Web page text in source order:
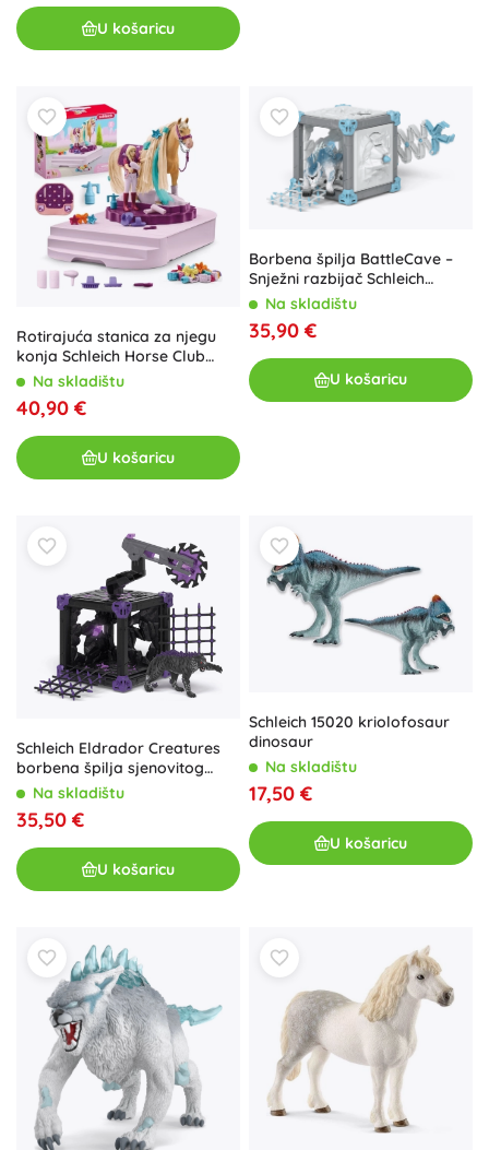
U košaricu
Rotirajuća stanica za njegu
konja Schleich Horse Club
Sofia's Beauties
Na skladištu
40,90 €
U košaricu
Borbena špilja BattleCave –
Snježni razbijač Schleich
ELDRADOR® CREATURES
Na skladištu
35,90 €
U košaricu
Schleich Eldrador Creatures
borbena špilja sjenovitog
tigraNa skladištu
35,50 €
U košaricu
Schleich 15020 kriolofosaur
dinosaur
Na skladištu
17,50 €
U košaricu